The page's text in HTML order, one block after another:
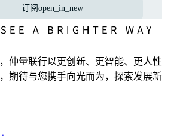
订阅 open_in_new
仲量联行以更创新、更智能、更人性
期待与您携手向光而为，探索发展新